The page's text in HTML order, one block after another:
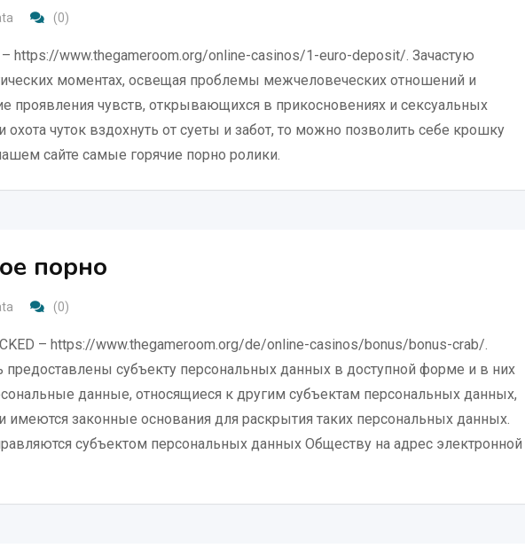
(0)
https://www.thegameroom.org/online-casinos/1-euro-deposit/. Зачастую
моментах, освещая проблемы межчеловеческих отношений и
проявления чувств, открывающихся в прикосновениях и сексуальных
охота чуток вздохнуть от суеты и забот, то можно позволить себе крошку
сайте самые горячие порно ролики.
порно
(0)
– https://www.thegameroom.org/de/online-casinos/bonus/bonus-crab/.
субъекту персональных данных в доступной форме и в них
данные, относящиеся к другим субъектам персональных данных,
имеются законные основания для раскрытия таких персональных данных.
субъектом персональных данных Обществу на адрес электронной